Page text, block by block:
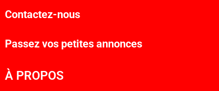
Contactez-nous
Passez vos petites annonces
À PROPOS